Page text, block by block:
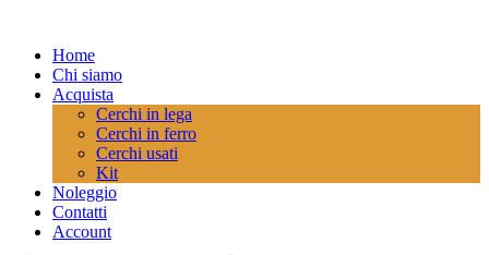
Home
Chi siamo
Acquista
Cerchi in lega
Cerchi in ferro
Cerchi usati
Kit
Noleggio
Contatti
Account